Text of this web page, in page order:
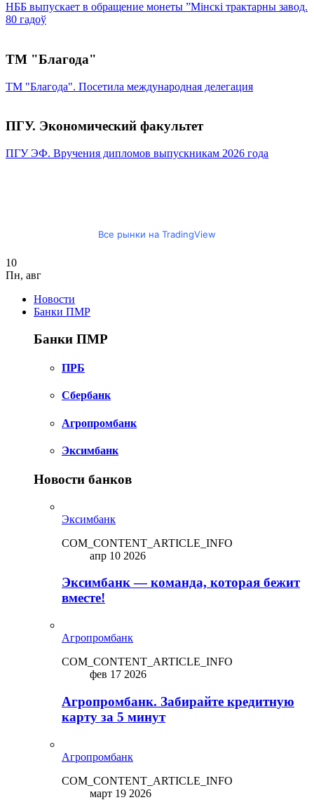
НББ выпускает в обращение монеты ”Мінскі трактарны завод.
80 гадоў
ТМ "Благода"
ТМ "Благода". Посетила международная делегация
ПГУ. Экономический факультет
ПГУ ЭФ. Вручения дипломов выпускникам 2026 года
Все рынки на TradingView
10
Пн, авг
Новости
Банки ПМР
Банки ПМР
ПРБ
Сбербанк
Агропромбанк
Эксимбанк
Новости банков
Эксимбанк
COM_CONTENT_ARTICLE_INFO
апр 10 2026
Эксимбанк — команда, которая бежит
вместе!
Агропромбанк
COM_CONTENT_ARTICLE_INFO
фев 17 2026
Агропромбанк. Забирайте кредитную
карту за 5 минут
Агропромбанк
COM_CONTENT_ARTICLE_INFO
март 19 2026